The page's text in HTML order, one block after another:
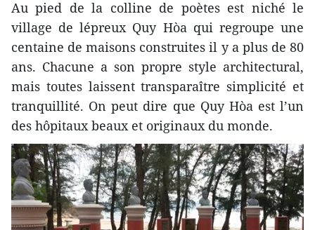
Au pied de la colline de poètes est niché le
village de lépreux Quy Hòa qui regroupe une
centaine de maisons construites il y a plus de 80
ans. Chacune a son propre style architectural,
mais toutes laissent transparaître simplicité et
tranquillité. On peut dire que Quy Hòa est l’un
des hôpitaux beaux et originaux du monde.